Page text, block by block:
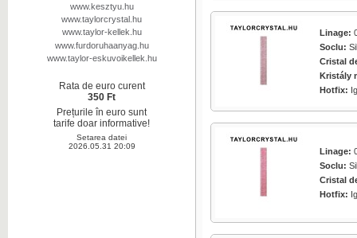
www.kesztyu.hu
www.taylorcrystal.hu
www.taylor-kellek.hu
www.furdoruhaanyag.hu
www.taylor-eskuvoikellek.hu
Rata de euro curent
350 Ft
Prețurile în euro sunt
tarife doar informative!
Setarea datei
2026.05.31 20:09
Click pentru marire
Click pentru marire
Linage:
Soclu:
Cristal
Kristály
Hotfix:
Linage:
Soclu:
Cristal
Hotfix: